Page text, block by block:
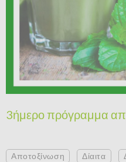
3ήμερο πρόγραμμα
Αποτοξίνωση Δίαιτα